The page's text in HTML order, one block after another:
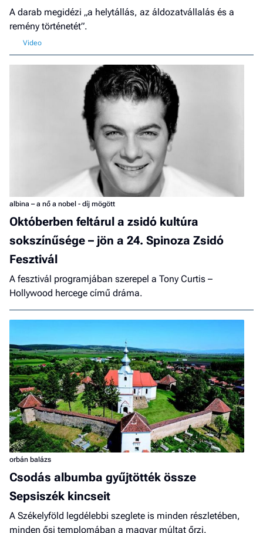
A darab megidézi „a helytállás, az áldozatvállalás és a
remény történetét”.
albina – a nő a nobel - díj mögött
Októberben feltárul a zsidó kultúra
sokszínűsége – jön a 24. Spinoza Zsidó
Fesztivál
A fesztivál programjában szerepel a Tony Curtis –
Hollywood hercege című dráma.
orbán balázs
Csodás albumba gyűjtötték össze
Sepsiszék kincseit
A Székelyföld legdélebbi szeglete is minden részletében,
minden ősi templomában a magyar múltat őrzi.